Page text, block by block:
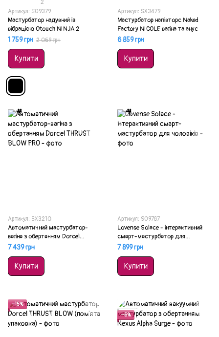
2
Артикул: SO9379
Мастурбатор надувний із
вібрацією Otouch NINJA 2
1 759 грн 2 069 грн
Купити
Артикул: SX3479
Мастурбатор напівторс Naked
Factory NICOLE вагіна та анус
6 859 грн
Купити
Артикул: SX3210
Автоматичний мастурбатор-
вагіна з обертанням Dorcel
THRUST BLOW PRO
7 439 грн
Купити
Артикул: SO9787
Lovense Solace - інтерактивний
смарт-мастурбатор для
чоловіків
7 899 грн
Купити
−15%
Акція
−6%